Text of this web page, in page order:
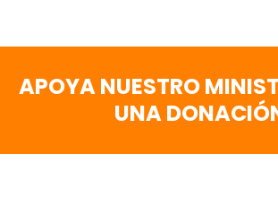
APOYA NUESTRO
UNA